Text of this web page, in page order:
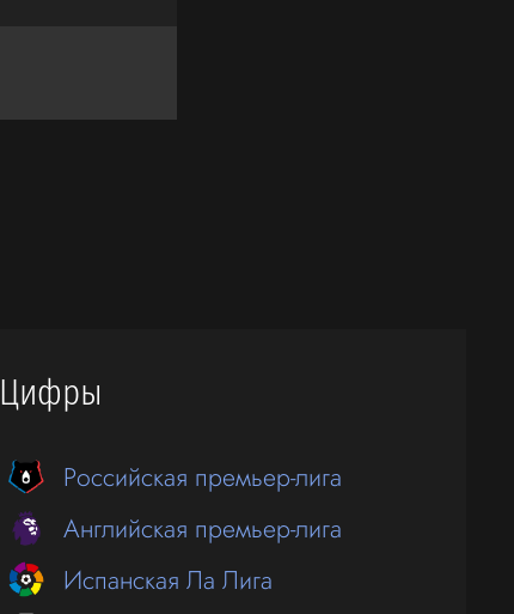
Цифры
Российская премьер-лига
Английская премьер-лига
Испанская Ла Лига